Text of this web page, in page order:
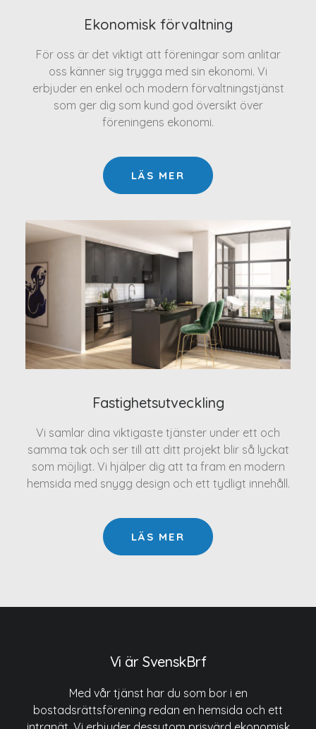
Ekonomisk förvaltning
För oss är det viktigt att föreningar som anlitar
oss känner sig trygga med sin ekonomi. Vi
erbjuder en enkel och modern förvaltningstjänst
som ger dig som kund god översikt över
föreningens ekonomi.
LÄS MER
Fastighetsutveckling
Vi samlar dina viktigaste tjänster under ett och
samma tak och ser till att ditt projekt blir så lyckat
som möjligt. Vi hjälper dig att ta fram en modern
hemsida med snygg design och ett tydligt innehåll.
LÄS MER
Vi är SvenskBrf
Med vår tjänst har du som bor i en
bostadsrättsförening redan en hemsida och ett